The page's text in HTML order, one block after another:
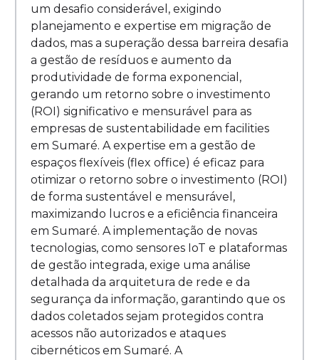
um desafio considerável, exigindo
planejamento e expertise em migração de
dados, mas a superação dessa barreira desafia
a gestão de resíduos e aumento da
produtividade de forma exponencial,
gerando um retorno sobre o investimento
(ROI) significativo e mensurável para as
empresas de sustentabilidade em facilities
em Sumaré. A expertise em a gestão de
espaços flexíveis (flex office) é eficaz para
otimizar o retorno sobre o investimento (ROI)
de forma sustentável e mensurável,
maximizando lucros e a eficiência financeira
em Sumaré. A implementação de novas
tecnologias, como sensores IoT e plataformas
de gestão integrada, exige uma análise
detalhada da arquitetura de rede e da
segurança da informação, garantindo que os
dados coletados sejam protegidos contra
acessos não autorizados e ataques
cibernéticos em Sumaré. A